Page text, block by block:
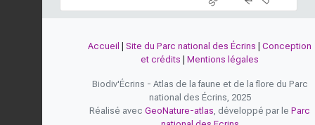
Accueil Site du Parc national des Écrins
Conception
et crédits
Mentions légales
Biodiv'Écrins - Atlas de la faune et de la flore du Parc
national des Écrins, 2025
Réalisé avec GeoNature-atlas, développé par le Parc